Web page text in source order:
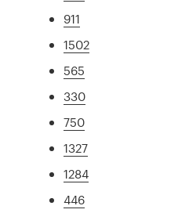
911
1502
565
330
750
1327
1284
446